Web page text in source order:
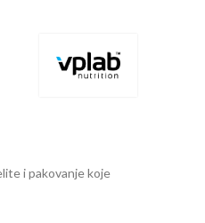
i pakovanje koje